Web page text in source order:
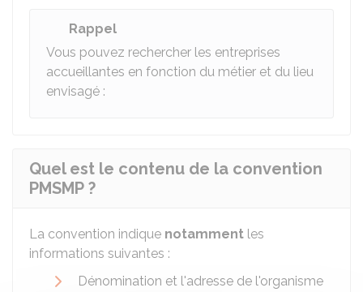
Rappel
Vous pouvez rechercher les entreprises
accueillantes en fonction du métier et du lieu
envisagé :
Quel est le contenu de la convention
PMSMP ?
La convention indique notamment les
informations suivantes :
Dénomination et l'adresse de l'organisme